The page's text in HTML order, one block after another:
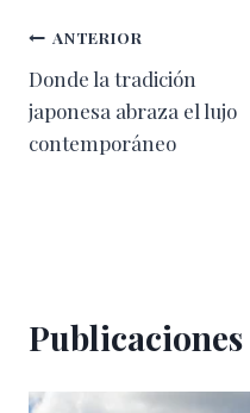
Navegación
de
entradas
ANTERIOR
Donde la tradición
japonesa abraza el lujo
contemporáneo